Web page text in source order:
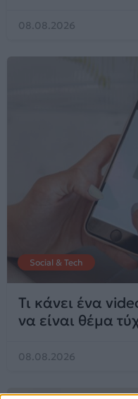
08.08.2026
Social & Tech
Τι κάνει ένα
να είναι θέμα
08.08.2026